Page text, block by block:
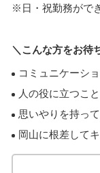
※日・祝勤務がで
＼こんな方をお待
コミュニケーシ
人の役に立つこ
思いやりを持っ
岡山に根差して